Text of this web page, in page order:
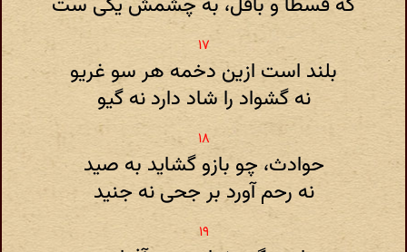
بلند است ازین دخمه هر سو غریو
نه گشواد را شاد دارد نه گیو
حوادث، چو بازو گشاید به صید
نه رحم آورد بر جحی نه جنید